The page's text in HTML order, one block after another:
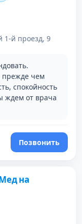
1-й проезд, 9
прежде чем
спокойность
ждем от врача
Позвонить
на